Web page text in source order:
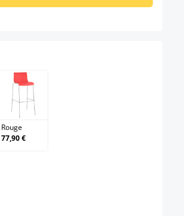
Rouge
Rouge
77,90 €